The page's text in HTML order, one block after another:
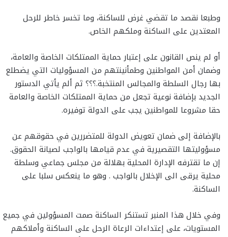
وطبعا نقصد ما تقضي غرض للساكنة، وما تخسر خاطر للرحل
المعتدين على الساكنة وملكهم الخاص.
أو لم ينص القانون على إعتبار حماية الممتلكات الخاصة والعامة،
وضمان أمن المواطنين وطمأنينتهم من المسؤوليات التي يضطلع
بها رجال السلطة والمجالس المنتخبة.؟؟؟ ثم ألم يأتي الدستور
الجديد بإضافة نوعية تجعل من حماية الممتلكات الخاصة والعامة
حقا مشروعا للمواطنين يجب على الدولة توفيره.
بالإضافة إلى ضمان تعويض الدولة للمتضررين في حقوقهم عن
مسؤوليتها التقصيرية في عدم قيامها بالواجب لصيانة الحقوق.
إن ما تقترفه الإدارة المحلية بهلالة من مجلس جماعي وسلطة
محلية يرقى الى الإخلال بالواجب . وهو ما ينعكس سلبا على
الساكنة.
وفي خلال هذا المنبر تستنكر الساكنة صمت المسؤولين في جميع
المستويات، على إعتداءات الرعاة الرحل على الساكنة وأملاكهم